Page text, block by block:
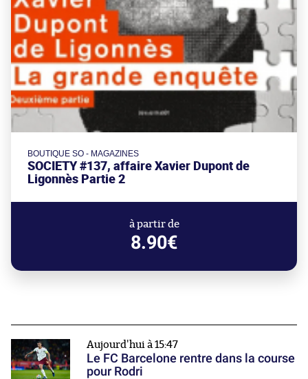
BOUTIQUE SO - MAGAZINES
SOCIETY #137, affaire Xavier Dupont de
Ligonnès Partie 2
à partir de
8.90€
Aujourd'hui à 15:47
Le FC Barcelone rentre dans la course
pour Rodri